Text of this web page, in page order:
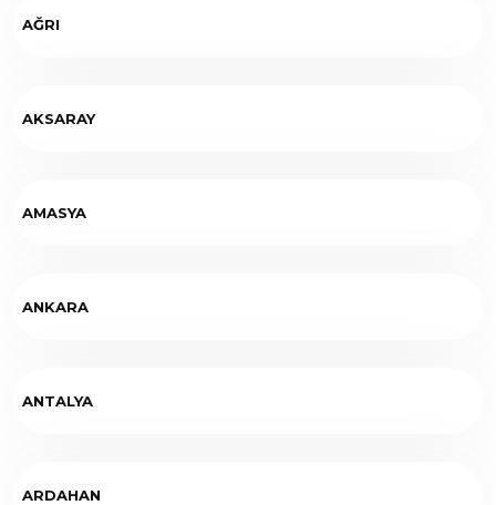
AĞRI
AKSARAY
AMASYA
ANKARA
ANTALYA
ARDAHAN